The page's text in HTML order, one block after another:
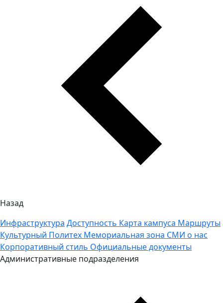
Назад
Инфраструктура Доступность Карта кампуса Маршруты
Культурный Политех Мемориальная зона СМИ о нас
Корпоративный стиль Официальные документы
Административные подразделения